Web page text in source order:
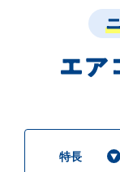
特長